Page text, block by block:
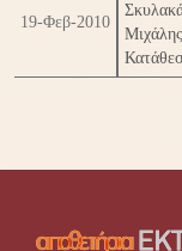
19-Φεβ-2010